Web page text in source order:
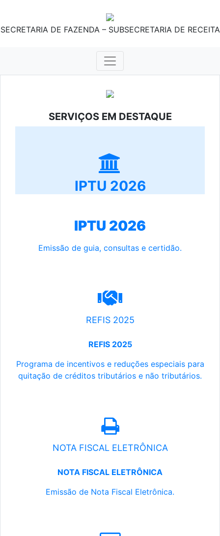
SECRETARIA DE FAZENDA – SUBSECRETARIA DE RECEITA
SERVIÇOS EM DESTAQUE
IPTU 2026
IPTU 2026
Emissão de guia, consultas e certidão.
REFIS 2025
REFIS 2025
Programa de incentivos e reduções especiais para
quitação de créditos tributários e não tributários.
NOTA FISCAL ELETRÔNICA
NOTA FISCAL ELETRÔNICA
Emissão de Nota Fiscal Eletrônica.